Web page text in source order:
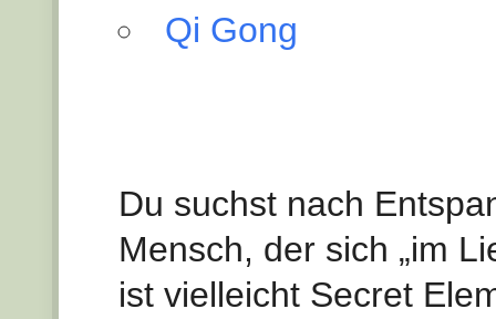
Qi Gong
Du suchst nach
Mensch, der sich „im
ist vielleicht Secret